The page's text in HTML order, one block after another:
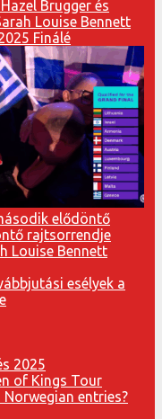
Finálé
elődöntő
rajtsorrendje
esélyek a
2025
entries?